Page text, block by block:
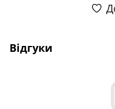
Відгуки